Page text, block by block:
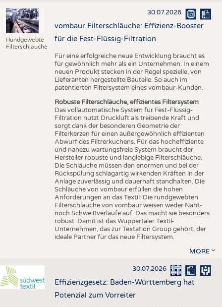
Rundgewebte
Filterschläuche
30.07.2026
vombaur Filterschläuche: Effizienz-Booster
für die Fest-Flüssig-Filtration
Für eine erfolgreiche neue Entwicklung braucht es
für gewöhnlich mehr als ein Unternehmen. In einem
neuen Produkt stecken in der Regel spezielle, von
Lieferanten hergestellte Bauteile. So auch im
patentierten Filtersystem eines vombaur-Kunden.
Robuste Filterschläuche, effizientes Filtersystem
Das vollautomatische System für Fest-Flüssig-
Filtration nutzt Druckluft als treibende Kraft und
sorgt dank der besonderen Geometrie der
Filterkerzen für einen außergewöhnlich effizienten
Abwurf des Filtrerkuchens. Für das hocheffiziente
und nahezu wartungsfreie System braucht der
Hersteller robuste und langlebige Filterschläuche.
Die Schläuche müssen den enormen und bei der
Rückspülung schlagartig wirkenden Kräften in der
Anlage zuverlässig und dauerhaft standhalten. Die
Schläuche von vombaur erfüllen die hohen
Anforderungen an das Textil: Die rundgewebten
Filterschläuche von vombaur weisen weder Naht-
noch Schweißverläufe auf. Das macht sie besonders
robust. Damit ist das Wuppertaler Textil-
Unternehmen, das zur Textation Group gehört, der
ideale Partner für das neue Filtersystem.
MORE
30.07.2026
Effizienzgesetz: Baden-Württemberg hat
Potenzial zum Vorreiter